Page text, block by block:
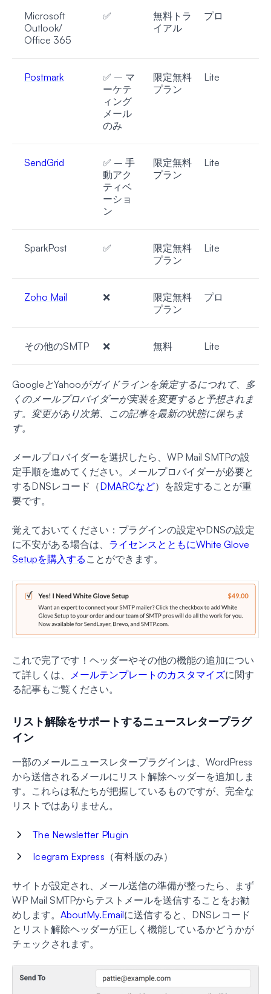
Microsoft
Outlook/
Office 365
✅
無料トラ
イアル
プロ
Postmark
✅ – マ
ーケテ
ィング
メール
のみ
限定無料
プラン
Lite
SendGrid
✅ – 手
動アク
ティベ
ーショ
ン
限定無料
プラン
Lite
SparkPost ✅
限定無料
プラン
Lite
Zoho Mail ❌
限定無料
プラン
プロ
その他のSMTP ❌ 無料 Lite
GoogleとYahooがガイドラインを策定するにつれて、多
くのメールプロバイダーが実装を変更すると予想されま
す。変更があり次第、この記事を最新の状態に保ちま
す。
メールプロバイダーを選択したら、WP Mail SMTPの設
定手順を進めてください。メールプロバイダーが必要と
するDNSレコード（DMARCなど）を設定することが重
要です。
覚えておいてください：プラグインの設定やDNSの設定
に不安がある場合は、 ライセンスとともにWhite Glove
Setupを購入する ことができます。
これで完了です！ヘッダーやその他の機能の追加につい
て詳しくは、
メールテンプレートのカスタマイズに関す
る記事もご覧ください。
リスト解除をサポートするニュースレタープラグ
イン
一部のメールニュースレタープラグインは、WordPress
から送信されるメールにリスト解除ヘッダーを追加しま
す。これらは私たちが把握しているものですが、完全な
リストではありません。
The Newsletter Plugin
Icegram Express （有料版のみ）
サイトが設定され、メール送信の準備が整ったら、まず
WP Mail SMTPからテストメールを送信することをお勧
めします。 AboutMy.Emailに送信すると、DNSレコード
とリスト解除ヘッダーが正しく機能しているかどうかが
チェックされます。